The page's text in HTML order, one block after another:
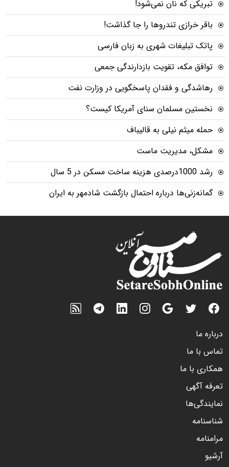
تبریکی که نان نمی‌شود!
باقر خرازی تندروها را جا گذاشت!
پاتک تبلیغات شهری به زبان فارسی
توافق مکه، تقویت بازدارندگی جمعی
رهاشدگی و فقدان پاسخگویی در وزارت نفت
نخستین مسلمان سنای آمریکا کیست؟
حمله میثم نیلی به قالیباف
مشکل، مدیریت ماست
رشد 1000درصدی هزینه ساخت مسکن در 5 سال
گمانه‌زنی‌ها درباره احتمال بازگشت شادمهر به ایران
درباره ما
تماس با ما
همکاری با ما
تعرفه آگهی
نمایندگی‌ها
شناسنامه
مرامنامه
آرشیو